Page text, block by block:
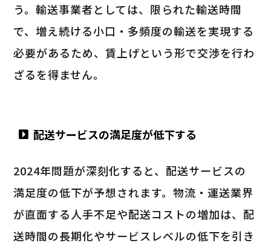
う。輸送事業者としては、限られた輸送時間
で、増え続ける小口・多頻度の輸送を実現する
必要があるため、賃上げという形で交渉を行わ
ざるを得ません。
配送サービスの満足度が低下する
2024年問題が深刻化すると、配送サービスの
満足度の低下が予想されます。物流・運送業界
が直面する人手不足や配送コストの増加は、配
送時間の長期化やサービスレベルの低下を引き